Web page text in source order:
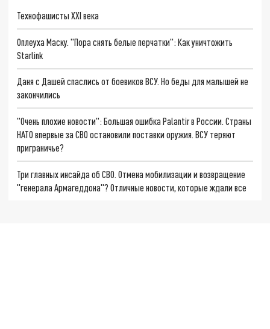
Технофашисты XXI века
Оплеуха Маску. "Пора снять белые перчатки": Как уничтожить
Starlink
Даня с Дашей спаслись от боевиков ВСУ. Но беды для малышей не
закончились
"Очень плохие новости": Большая ошибка Palantir в России. Страны
НАТО впервые за СВО остановили поставки оружия. ВСУ теряют
приграничье?
Три главных инсайда об СВО. Отмена мобилизации и возвращение
"генерала Армагеддона"? Отличные новости, которые ждали все